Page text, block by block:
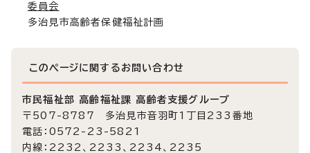
委員会
多治見市高齢者保健福祉計画
このページに関する お問い合わせ
市民福祉部 高齢福祉課 高齢者支援グループ
〒507-8787 多治見市音羽町1丁目233番地
電話：0572-23-5821
内線：2232、2233、2234、2235